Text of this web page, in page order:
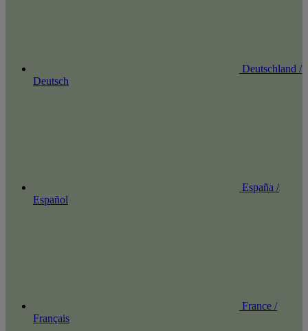
Deutschland /
Deutsch
España /
Español
France /
Français